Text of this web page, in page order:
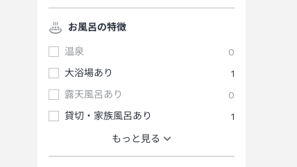
お風呂の特徴
温泉
0
大浴場あり
1
露天風呂あり
0
貸切・家族風呂あり
1
もっと見る